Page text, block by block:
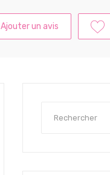
Ajouter un avis